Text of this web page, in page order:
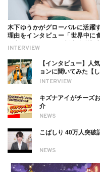
INTERVIEW
木下ゆうかがグローバルに活躍
理由をインタビュー「世界中に食
ついても
INTERVIEW
【インタビュー】人
ョンに聞いてみた【し
NEWS
キズナアイがチーズ
介
NEWS
こばしり 40万人突破